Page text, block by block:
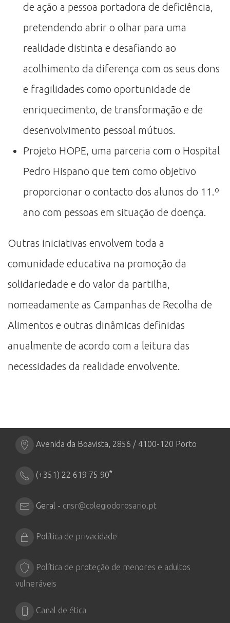
de ação a pessoa portadora de deficiência,
pretendendo abrir o olhar para uma
realidade distinta e desafiando ao
acolhimento da diferença com os seus dons
e fragilidades como oportunidade de
enriquecimento, de transformação e de
desenvolvimento pessoal mútuos.
Projeto HOPE, uma parceria com o Hospital
Pedro Hispano que tem como objetivo
proporcionar o contacto dos alunos do 11.º
ano com pessoas em situação de doença.
Outras iniciativas envolvem toda a
comunidade educativa na promoção da
solidariedade e do valor da partilha,
nomeadamente as Campanhas de Recolha de
Alimentos e outras dinâmicas definidas
anualmente de acordo com a leitura das
necessidades da realidade envolvente.
Avenida da Boavista, 2856 / 4100-120 Porto
(+351) 22 619 75 90*
Geral - cnsr@colegiodorosario.pt
Política de privacidade
Política de proteção de menores e adultos
vulneráveis
Canal de ética